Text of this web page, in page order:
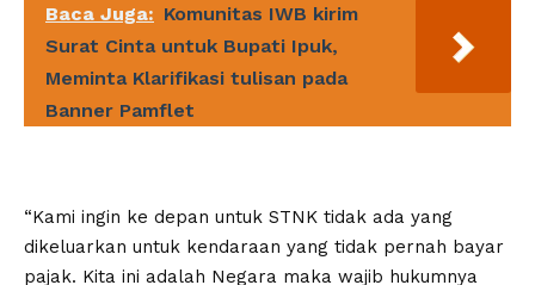
Baca Juga: Komunitas IWB kirim
Surat Cinta untuk Bupati Ipuk,
Meminta Klarifikasi tulisan pada
Banner Pamflet
“Kami ingin ke depan untuk STNK tidak ada yang
dikeluarkan untuk kendaraan yang tidak pernah bayar
pajak. Kita ini adalah Negara maka wajib hukumnya